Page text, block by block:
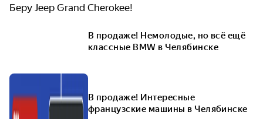
Беру Jeep Grand Cherokee!
В продаже! Немолодые, но всё ещё
классные BMW в Челябинске
В продаже! Интересные
французские машины в Челябинске